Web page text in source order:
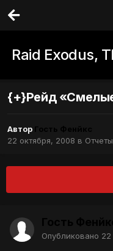
Raid Exodus,
{+}Рейд
Автор
22 октября, 2008 в
Опубликовано 22